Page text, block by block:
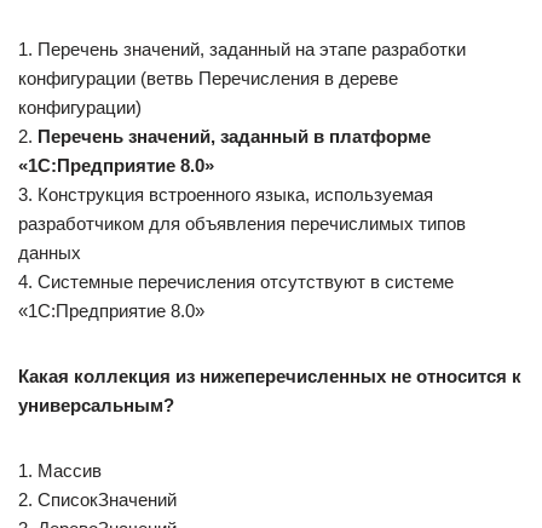
1. Перечень значений, заданный на этапе разработки
конфигурации (ветвь Перечисления в дереве
конфигурации)
2. Перечень значений, заданный в платформе
«1С:Предприятие 8.0»
3. Конструкция встроенного языка, используемая
разработчиком для объявления перечислимых типов
данных
4. Системные перечисления отсутствуют в системе
«1С:Предприятие 8.0»
Какая коллекция из нижеперечисленных не относится к
универсальным?
1. Массив
2. СписокЗначений